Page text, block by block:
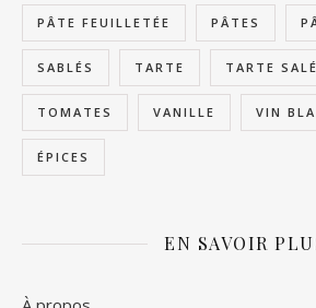
PÂTE FEUILLETÉE PÂTES
SABLÉS TARTE TARTE
TOMATES VANILLE VIN
ÉPICES
EN SAVOIR